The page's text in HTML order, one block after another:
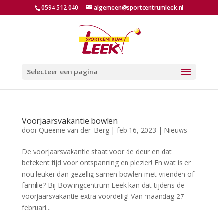
0594 512 040 algemeen@sportcentrumleek.nl
Selecteer een pagina
Voorjaarsvakantie bowlen
door Queenie van den Berg| feb 16, 2023 | Nieuws
De voorjaarsvakantie staat voor de deur en dat
betekent tijd voor ontspanning en plezier! En wat is er
nou leuker dan gezellig samen bowlen met vrienden of
familie? Bij Bowlingcentrum Leek kan dat tijdens de
voorjaarsvakantie extra voordelig! Van maandag 27
februari...